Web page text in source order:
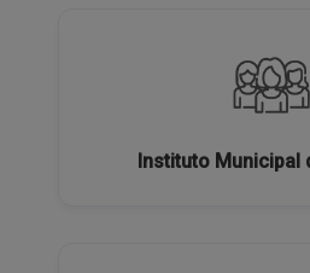
Instituto Municipal